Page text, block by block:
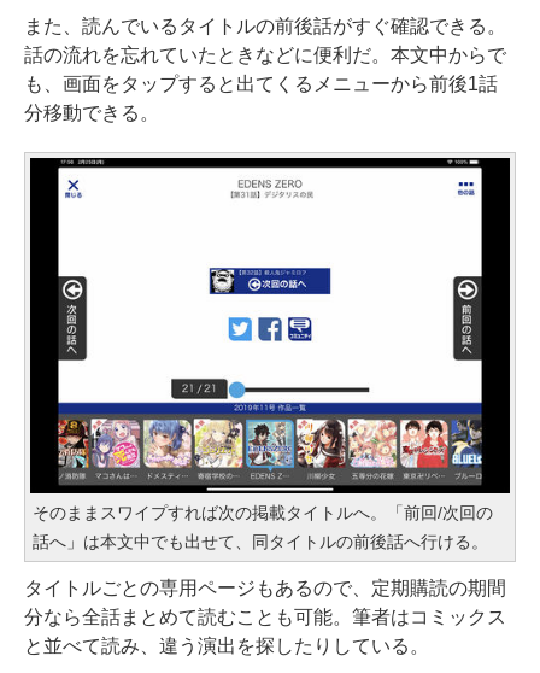
また、読んでいるタイトルの前後話がすぐ確認できる。
話の流れを忘れていたときなどに便利だ。本文中からで
も、画面をタップすると出てくるメニューから前後1話
分移動できる。
そのままスワイプすれば次の掲載タイトルへ。「前回/次回の
話へ」は本文中でも出せて、同タイトルの前後話へ行ける。
タイトルごとの専用ページもあるので、定期購読の期間
分なら全話まとめて読むことも可能。筆者はコミックス
と並べて読み、違う演出を探したりしている。